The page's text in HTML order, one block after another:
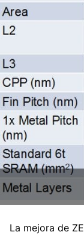
La mejora de